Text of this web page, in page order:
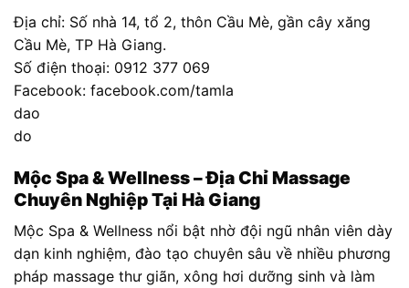
Địa chỉ: Số nhà 14, tổ 2, thôn Cầu Mè, gần cây xăng
Cầu Mè, TP Hà Giang.
Số điện thoại: 0912 377 069
Facebook: facebook.com/tamla
dao
do
Mộc Spa & Wellness – Địa Chỉ Massage
Chuyên Nghiệp Tại Hà Giang
Mộc Spa & Wellness nổi bật nhờ đội ngũ nhân viên dày
dạn kinh nghiệm, đào tạo chuyên sâu về nhiều phương
pháp massage thư giãn, xông hơi dưỡng sinh và làm